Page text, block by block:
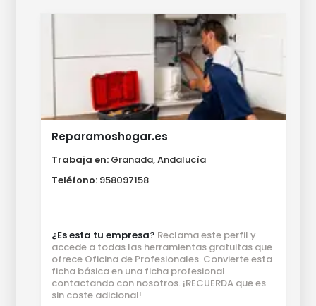
Reparamoshogar.es
Trabaja en: Granada, Andalucía
Teléfono: 958097158
¿Es esta tu empresa? Reclama este perfil y
accede a todas las herramientas gratuitas que
ofrece Oficina de Profesionales. Convierte esta
ficha básica en una ficha profesional
contactando con nosotros. ¡RECUERDA que es
sin coste adicional!